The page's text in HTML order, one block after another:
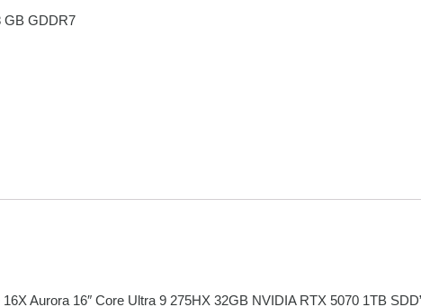
GB GDDR7
Aurora 16″ Core Ultra 9 275HX 32GB NVIDIA RTX 5070 1TB